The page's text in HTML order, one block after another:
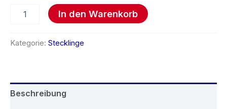
In den Warenkorb
Kategorie: Stecklinge
Beschreibung